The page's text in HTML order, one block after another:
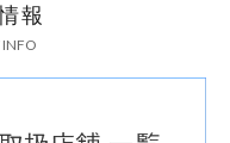
報
INFO